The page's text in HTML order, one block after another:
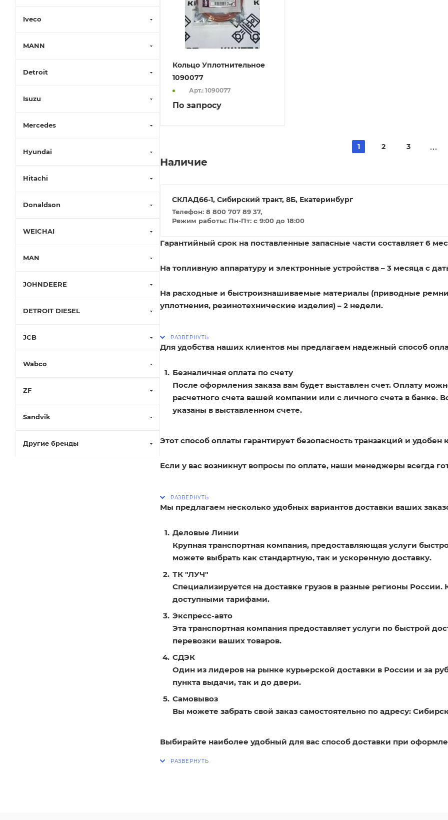
Кольцо Уплотнительное
1090077
Арт.: 1090077
По запросу
1 2 3
Наличие
СКЛАД66-1, Сибирский тракт, 8Б, Екатеринбург
Телефон: 8 800 707 89 37,
Режим работы: Пн-Пт: с 9:00 до 18:00
Гарантийный срок на поставленные запасные части составляет 6
На топливную аппаратуру и электронные устройства – 3 месяца с
На расходные и быстроизнашиваемые материалы (приводные
уплотнения, резинотехнические изделия) – 2 недели.
Для удобства наших клиентов мы предлагаем надежный способ
Безналичная оплата по счету
После оформления заказа вам будет выставлен счет. Оплату
расчетного счета вашей компании или с личного счета в банке.
указаны в выставленном счете.
Этот способ оплаты гарантирует безопасность транзакций и
Если у вас возникнут вопросы по оплате, наши менеджеры всегда
Мы предлагаем несколько удобных вариантов доставки ваших
Деловые Линии
Крупная транспортная компания, предоставляющая услуги
можете выбрать как стандартную, так и ускоренную доставку.
ТК "ЛУЧ"
Специализируется на доставке грузов в разные регионы
доступными тарифами.
Экспресс-авто
Эта транспортная компания предоставляет услуги по быстрой
перевозки ваших товаров.
СДЭК
Один из лидеров на рынке курьерской доставки в России и за
пункта выдачи, так и до двери.
Самовывоз
Вы можете забрать свой заказ самостоятельно по адресу:
Выбирайте наиболее удобный для вас способ доставки при
Iveco
MANN
Detroit
Isuzu
Mercedes
Hyundai
Hitachi
Donaldson
WEICHAI
MAN
JOHNDEERE
DETROIT DIESEL
JCB
Wabco
ZF
Sandvik
Другие бренды